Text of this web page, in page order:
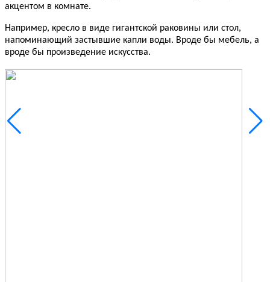
акцентом в комнате.
Например, кресло в виде гигантской раковины или стол,
напоминающий застывшие капли воды. Вроде бы мебель, а
вроде бы произведение искусства.